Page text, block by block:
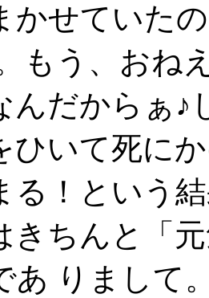
かせていた
もう、おね
んだからぁ♪
ひいて死に
る！という
きちんと「
あ りまして